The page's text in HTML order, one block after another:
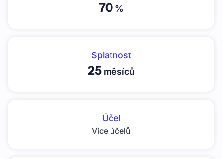
70%
Splatnost
25měsíců
Účel
Více účelů